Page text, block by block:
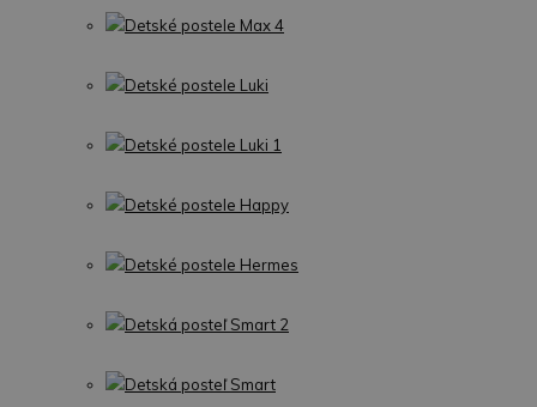
Detské postele Max 4
Detské postele Luki
Detské postele Luki 1
Detské postele Happy
Detské postele Hermes
Detská posteľ Smart 2
Detská posteľ Smart